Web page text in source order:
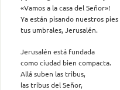
«Vamos a la casa del Señor»!
Ya están pisando nuestros pies
tus umbrales, Jerusalén.
Jerusalén está fundada
como ciudad bien compacta.
Allá suben las tribus,
las tribus del Señor,